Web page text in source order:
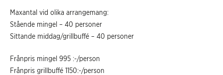
Maxantal vid olika arrangemang:
Stående mingel – 40 personer
Sittande middag/grillbuffé – 40 personer
Frånpris mingel 995 :-/person
Frånpris grillbuffé 1150:-/person